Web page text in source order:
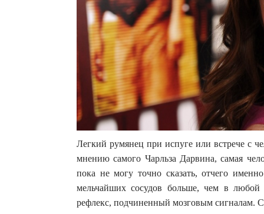
Легкий румянец при испуге или встрече с
мнению самого Чарльза Дарвина, самая
пока не могу точно сказать, отчего
мельчайших сосудов больше, чем в любой
рефлекс, подчиненный мозговым сигналам.